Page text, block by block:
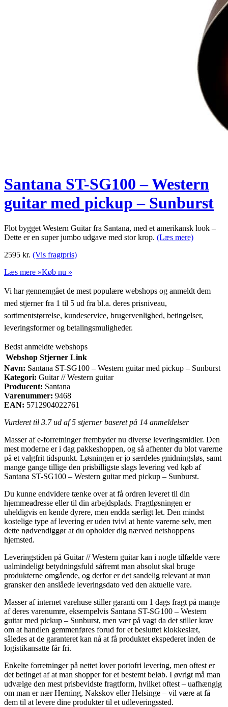
Santana ST-SG100 – Western
guitar med pickup – Sunburst
Flot bygget Western Guitar fra Santana, med et amerikansk look –
Dette er en super jumbo udgave med stor krop. (Læs mere)
2595 kr. (Vis fragtpris)
Læs mere »Køb nu »
Vi har gennemgået de mest populære webshops og anmeldt dem
med stjerner fra 1 til 5 ud fra bl.a. deres prisniveau,
sortimentstørrelse, kundeservice, brugervenlighed, betingelser,
leveringsformer og betalingsmuligheder.
Bedst anmeldte webshops
Webshop Stjerner Link
Navn: Santana ST-SG100 – Western guitar med pickup – Sunburst
Kategori: Guitar // Western guitar
Producent: Santana
Varenummer: 9468
EAN: 5712904022761
Vurderet til 3.7ud af 5 stjerner baseret på 14 anmeldelser
Masser af e-forretninger frembyder nu diverse leveringsmidler. Den
mest moderne er i dag pakkeshoppen, og så afhenter du blot varerne
på et valgfrit tidspunkt. Løsningen er jo særdeles gnidningsløs, samt
mange gange tillige den prisbilligste slags levering ved køb af
Santana ST-SG100 – Western guitar med pickup – Sunburst.
Du kunne endvidere tænke over at få ordren leveret til din
hjemmeadresse eller til din arbejdsplads. Fragtløsningen er
uheldigvis en kende dyrere, men endda særligt let. Den mindst
kostelige type af levering er uden tvivl at hente varerne selv, men
dette nødvendiggør at du opholder dig nærved netshoppens
hjemsted.
Leveringstiden på Guitar // Western guitar kan i nogle tilfælde være
ualmindeligt betydningsfuld såfremt man absolut skal bruge
produkterne omgående, og derfor er det sandelig relevant at man
gransker den anslåede leveringsdato ved den aktuelle vare.
Masser af internet varehuse stiller garanti om 1 dags fragt på mange
af deres varenumre, eksempelvis Santana ST-SG100 – Western
guitar med pickup – Sunburst, men vær på vagt da det stiller krav
om at handlen gemmenføres forud for et besluttet klokkeslæt,
således at de garanteret kan nå at få produktet ekspederet inden de
logistikansatte får fri.
Enkelte forretninger på nettet lover portofri levering, men oftest er
det betinget af at man shopper for et bestemt beløb. I øvrigt må man
udvælge den mest prisbevidste fragtform, hvilket oftest – uafhængig
om man er nær Herning, Nakskov eller Helsinge – vil være at få
dem til at levere dine produkter til et udleveringssted.